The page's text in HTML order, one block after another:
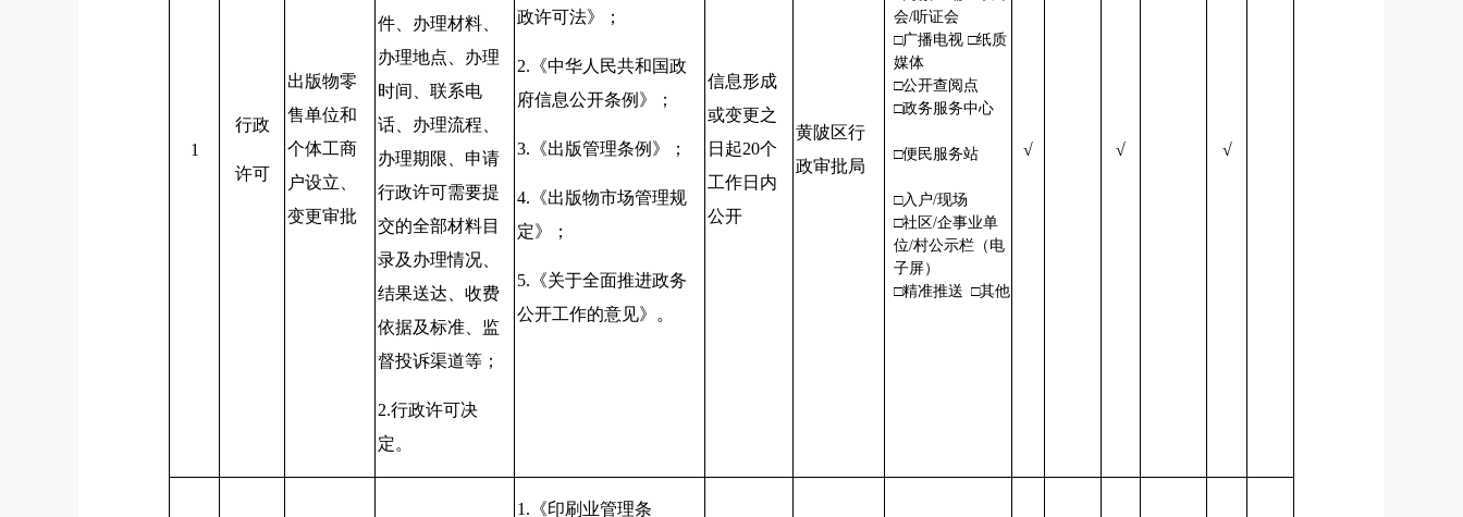
1
行政
许可
出版物零
售单位和
个体工商
户设立、
变更审批
件、办理材料、
办理地点、办理
时间、联系电
话、办理流程、
办理期限、申请
行政许可需要提
交的全部材料目
录及办理情况、
结果送达、收费
依据及标准、监
督投诉渠道等；
2.行政许可决
定。
政许可法》；
2. 《中华人民共和国政
府信息公开条例》；
3. 《出版管理条例》；
4. 《出版物市场管理规
定》；
5. 《关于全面推进政务
公开工作的意见》
。
信息形成
或变更之
日起20个
工作日内
公开
黄陂区行
政审批局
会/听证会
□广播电视 □纸质
媒体
□公开查阅点
□政务服务中心
□便民服务站
□入户/现场
□社区/企事业单
位/村公示栏（电
子屏）
□精准推送 □其他
√ √ √
1. 《印刷业管理条